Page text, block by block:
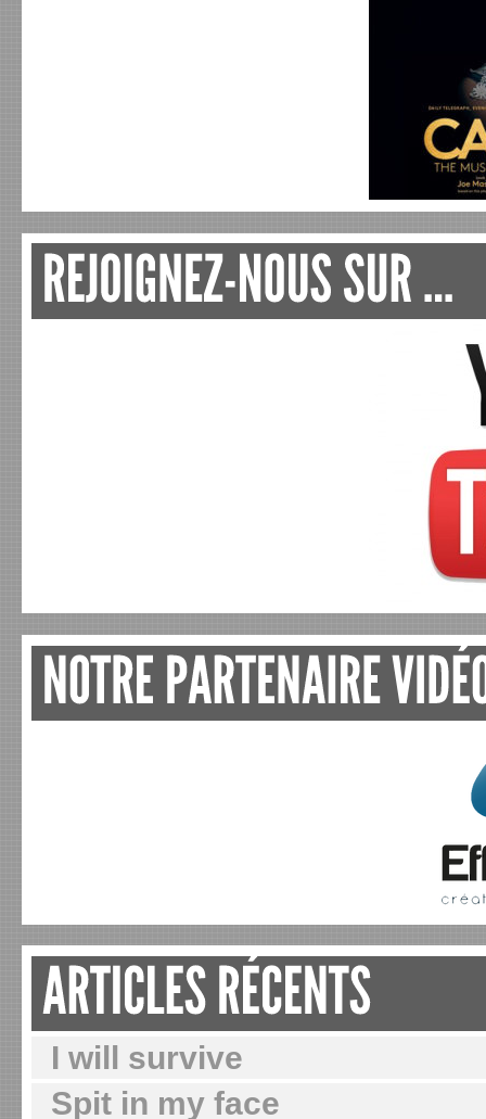
I will survive
Spit in my face